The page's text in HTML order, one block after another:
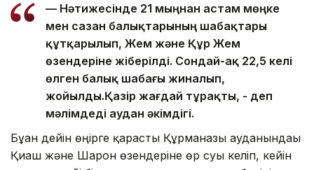
— Нәтижесінде 21 мыңнан астам мөңке
мен сазан балықтарының шабақтары
құтқарылып, Жем және Құр Жем
өзендеріне жіберілді. Сондай-ақ 22,5 келі
өлген балық шабағы жиналып,
жойылды.Қазір жағдай тұрақты, - деп
мәлімдеді аудан әкімдігі.
Бұған дейін өңірге қарасты Құрманғазы ауданындағы
Қиғаш және Шарон өзендеріне өр суы келіп, кейін